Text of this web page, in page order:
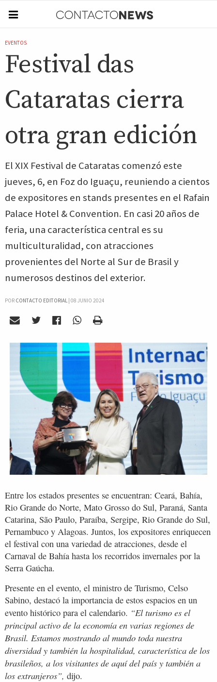
EVENTOS
Festival das
Cataratas cierra
otra gran edición
El XIX Festival de Cataratas comenzó este
jueves, 6, en Foz do Iguaçu, reuniendo a cientos
de expositores en stands presentes en el Rafain
Palace Hotel & Convention. En casi 20 años de
feria, una característica central es su
multiculturalidad, con atracciones
provenientes del Norte al Sur de Brasil y
numerosos destinos del exterior.
POR CONTACTO EDITORIAL| 08 JUNIO 2024
Entre los estados presentes se encuentran: Ceará, Bahía,
Rio Grande do Norte, Mato Grosso do Sul, Paraná, Santa
Catarina, São Paulo, Paraíba, Sergipe, Rio Grande do Sul,
Pernambuco y Alagoas. Juntos, los expositores enriquecen
el festival con una variedad de atracciones, desde el
Carnaval de Bahía hasta los recorridos invernales por la
Serra Gaúcha.
Presente en el evento, el ministro de Turismo, Celso
Sabino, destacó la importancia de estos espacios en un
evento histórico para el calendario. “El turismo es el
principal activo de la economía en varias regiones de
Brasil. Estamos mostrando al mundo toda nuestra
diversidad y también la hospitalidad, característica de los
brasileños, a los visitantes de aquí del país y también a
los extranjeros”, dijo.